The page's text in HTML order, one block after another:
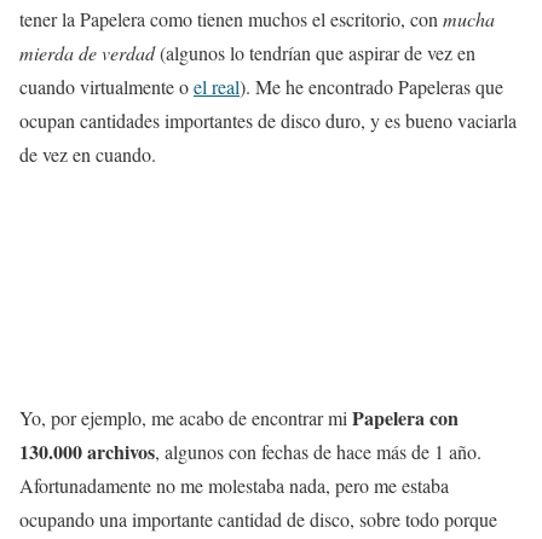
tener la Papelera como tienen muchos el escritorio, con mucha
mierda de verdad(algunos lo tendrían que aspirar de vez en
cuando virtualmente oel real). Me he encontrado Papeleras que
ocupan cantidades importantes de disco duro, y es bueno vaciarla
de vez en cuando.
Yo, por ejemplo, me acabo de encontrar miPapelera con
130.000 archivos, algunos con fechas de hace más de 1 año.
Afortunadamente no me molestaba nada, pero me estaba
ocupando una importante cantidad de disco, sobre todo porque